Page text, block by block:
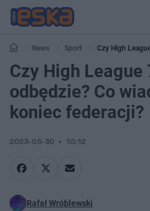
News Sport
Czy High
to koniec federacji?
Czy High League
odbędzie? Co
koniec federacji?
2023-05-30 10:12
Rafał Wróblewski